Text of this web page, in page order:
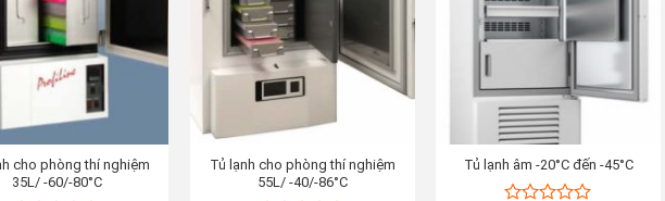
cho phòng thí nghiệm
35L/ -60/-80°C
Tủ lạnh cho phòng thí nghiệm
55L/ -40/-86°C
Tủ lạnh âm -20°C đến -45°C